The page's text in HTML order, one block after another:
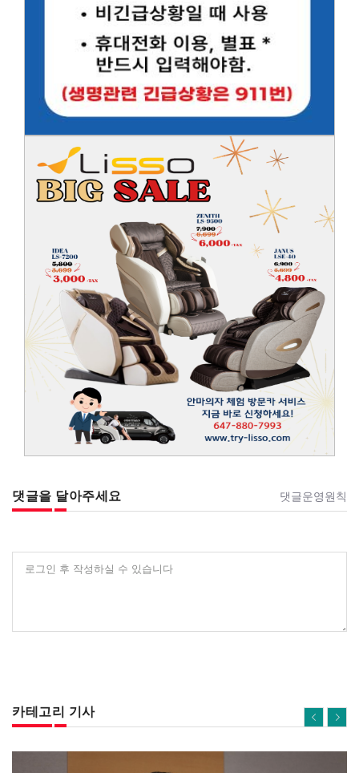
댓글을 달아주세요 댓글운영원칙
로그인 후 작성하실 수 있습니다
카테고리 기사